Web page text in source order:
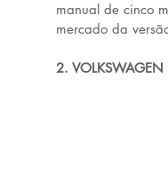
manual de cinco
mercado da
2.